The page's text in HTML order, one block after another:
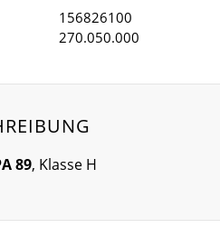
156826100
270.050.000
89, Klasse H